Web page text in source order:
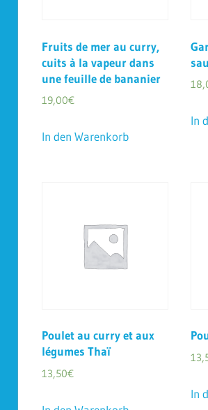
Fruits de mer au curry,
cuits à la vapeur dans
une feuille de bananier
19,00€
In den Warenkorb
In
Poulet au curry et aux
légumes Thaï
13,50€
In